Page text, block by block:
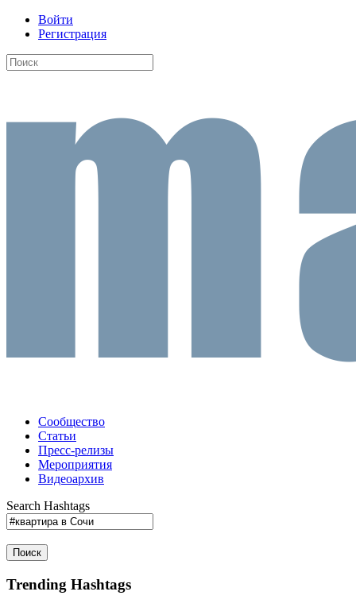
Войти
Регистрация
Сообщество
Статьи
Пресс-релизы
Мероприятия
Видеоархив
Search Hashtags
Поиск
Trending Hashtags